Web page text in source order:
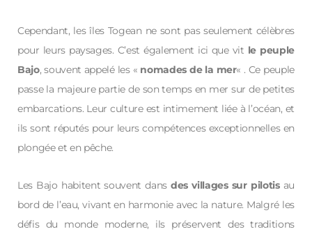
Cependant, les îles Togean ne sont pas seulement célèbres
pour leurs paysages. C’est également ici que vit le peuple
Bajo, souvent appelé les « nomades de la mer« . Ce peuple
passe la majeure partie de son temps en mer sur de petites
embarcations. Leur culture est intimement liée à l’océan, et
ils sont réputés pour leurs compétences exceptionnelles en
plongée et en pêche.
Les Bajo habitent souvent dansdes villages sur pilotisau
bord de l’eau, vivant en harmonie avec la nature. Malgré les
défis du monde moderne, ils préservent des traditions